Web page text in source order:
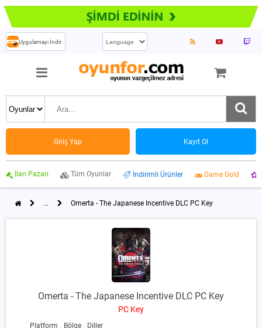
Uygulamayı İndir
Giriş Yap Kayıt Ol
İlan Pazarı Tüm Oyunlar İndirimli Ürünler Game Gold
... Omerta - The Japanese Incentive DLC PC Key
Omerta - The Japanese Incentive DLC PC Key
PC Key
Platform Bölge Diller